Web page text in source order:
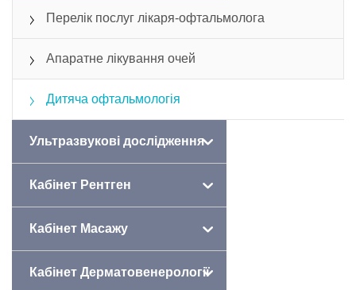
Перелік послуг лікаря-офтальмолога
Апаратне лікування очей
Дитяча офтальмологія
Ультразвукові дослідження
Кабінет Рентген
Кабінет Масажу
Кабінет Дерматовенерології